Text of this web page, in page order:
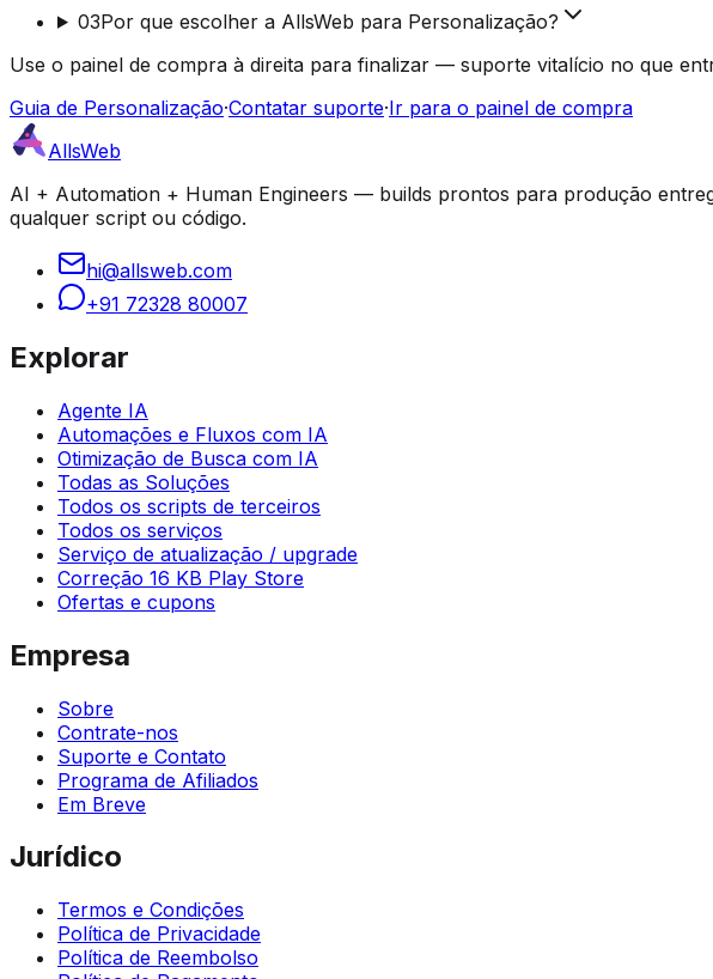
03Por que escolher a AllsWeb para Personalização?
Use o painel de compra à direita para finalizar — suporte vitalício no que
Guia de Personalização·Contatar suporte·Ir para o painel de compra
AllsWeb
AI + Automation + Human Engineers — builds prontos para produção
qualquer script ou código.
hi@allsweb.com
+91 72328 80007
Explorar
Agente IA
Automações e Fluxos com IA
Otimização de Busca com IA
Todas as Soluções
Todos os scripts de terceiros
Todos os serviços
Serviço de atualização / upgrade
Correção 16 KB Play Store
Ofertas e cupons
Empresa
Sobre
Contrate-nos
Suporte e Contato
Programa de Afiliados
Em Breve
Jurídico
Termos e Condições
Política de Privacidade
Política de Reembolso